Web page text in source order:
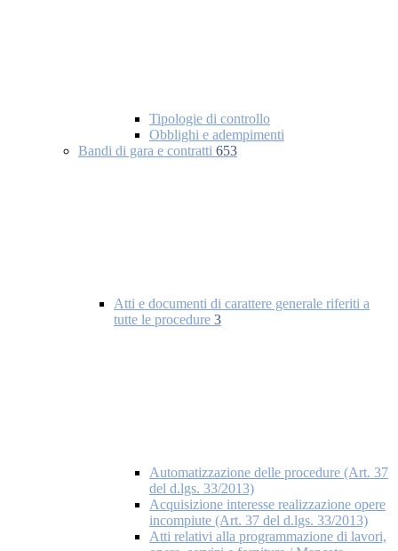
Tipologie di controllo
Obblighi e adempimenti
Bandi di gara e contratti 653
Atti e documenti di carattere generale riferiti a
tutte le procedure 3
Automatizzazione delle procedure (Art. 37
del d.lgs. 33/2013)
Acquisizione interesse realizzazione opere
incompiute (Art. 37 del d.lgs. 33/2013)
Atti relativi alla programmazione di lavori,